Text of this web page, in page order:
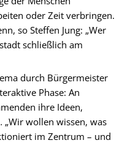
oder Zeit verbringen.
so Steffen Jung: „Wer
schließlich am
durch Bürgermeister
Phase: An
ihre Ideen,
„Wir wollen wissen, was
im Zentrum – und